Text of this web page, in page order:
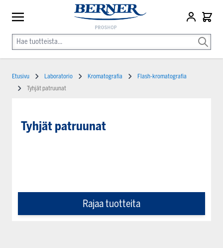
Etusivu Laboratorio Kromatografia
Flash-kromatografia
Tyhjät patruunat
Tyhjät patruunat
Rajaa tuotteita